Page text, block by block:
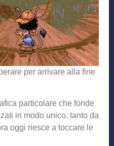
per arrivare alla fine
particolare che fonde
in modo unico, tanto da
oggi riesce a toccare le